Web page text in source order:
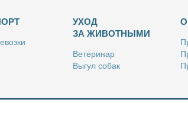
УХОД
ЗА ЖИВОТНЫМИ
Ве­те­ри­нар
Вы­гул со­бак
Стриж­ка жи­вот­ных